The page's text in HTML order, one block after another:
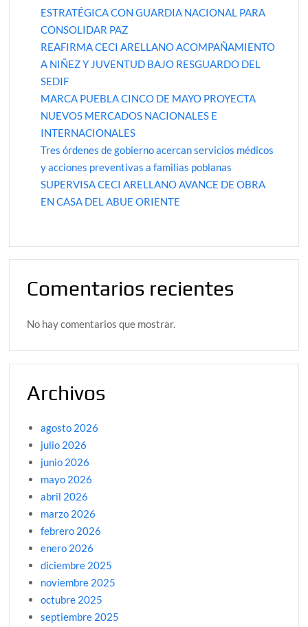
ESTRATÉGICA CON GUARDIA NACIONAL PARA
CONSOLIDAR PAZ
REAFIRMA CECI ARELLANO ACOMPAÑAMIENTO
A NIÑEZ Y JUVENTUD BAJO RESGUARDO DEL
SEDIF
MARCA PUEBLA CINCO DE MAYO PROYECTA
NUEVOS MERCADOS NACIONALES E
INTERNACIONALES
Tres órdenes de gobierno acercan servicios médicos
y acciones preventivas a familias poblanas
SUPERVISA CECI ARELLANO AVANCE DE OBRA
EN CASA DEL ABUE ORIENTE
Comentarios recientes
No hay comentarios que mostrar.
Archivos
agosto 2026
julio 2026
junio 2026
mayo 2026
abril 2026
marzo 2026
febrero 2026
enero 2026
diciembre 2025
noviembre 2025
octubre 2025
septiembre 2025